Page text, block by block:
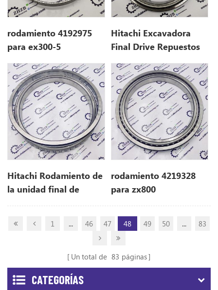
rodamiento 4192975
para ex300-5
Hitachi Excavadora
Final Drive Repuestos
Hitachi Rodamiento de
la unidad final de
excavadora 4219328
rodamiento 4219328
para zx800
1 ... 46 47 48 49 50 ... 83
Un total de 83 páginas
CATEGORÍAS